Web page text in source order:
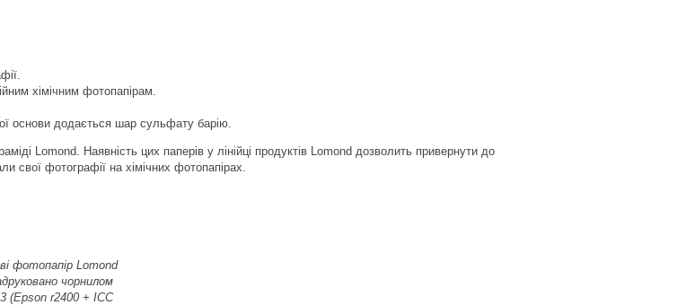
хімічним фотопапірам.
основи додається шар сульфату барію.
Lomond. Наявність цих паперів у лінійці продуктів Lomond дозволить привернути до
свої фотографії на хімічних фотопапірах.
фотопапір Lomond
чорнилом
(Epson r2400 + ICC